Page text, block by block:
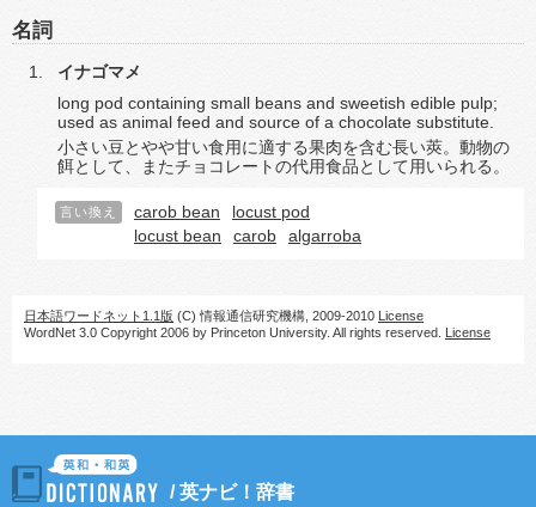
名詞
イナゴマメ
long pod containing small beans and sweetish edible pulp;
used as animal feed and source of a chocolate substitute.
小さい豆とやや甘い食用に適する果肉を含む長い莢。動物の
餌として、またチョコレートの代用食品として用いられる。
言い換え carob bean
locust pod
locust bean
carob algarroba
日本語ワードネット1.1版 (C) 情報通信研究機構, 2009-2010 License
WordNet 3.0 Copyright 2006 by Princeton University. All rights reserved. License
/英ナビ！辞書